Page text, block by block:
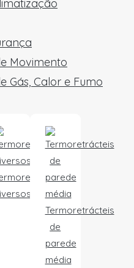
Movimento
Gás, Calor e Fumo
Termoretrácteis
de
parede
média